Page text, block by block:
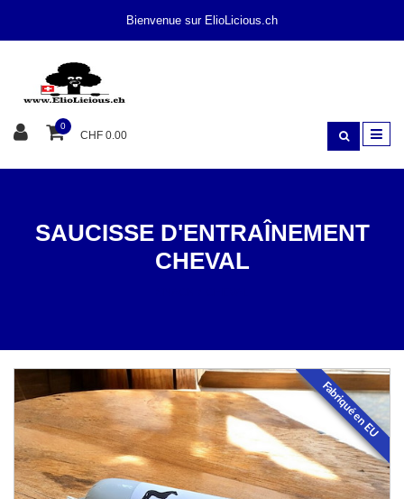
Bienvenue sur ElioLicious.ch
0
CHF 0.00
SAUCISSE D'ENTRAÎNEMENT
CHEVAL
Fabriqué en EU